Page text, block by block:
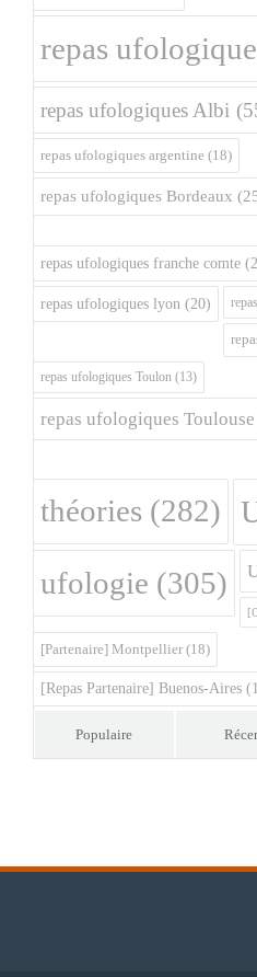
repas
repas ufologiques Albi
repas ufologiques argentine (18)
repas ufologiques Bordeaux
repas ufologiques franche comte
repas ufologiques lyon (20)
repas ufologiques Toulon (13)
repas ufologiques Toulouse
théories (282)
ufologie (305)
[Partenaire] Montpellier (18)
[Repas Partenaire] Buenos-Aires
Populaire